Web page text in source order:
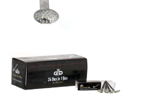
Handmade
Мерч
Непальский шарф
Пончо
Сумки поясные Hemp
Магические книги
Арт